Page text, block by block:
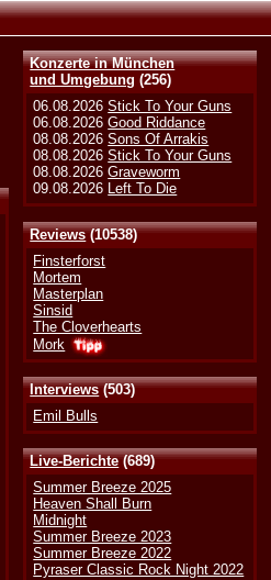
Konzerte in München
und Umgebung (256)
06.08.2026Stick To Your Guns
06.08.2026Good Riddance
08.08.2026Sons Of Arrakis
08.08.2026Stick To Your Guns
08.08.2026Graveworm
09.08.2026 Left To Die
Reviews(10538)
Finsterforst
Mortem
Masterplan
Sinsid
The Cloverhearts
Mork
Interviews(503)
Emil Bulls
Live-Berichte(689)
Summer Breeze 2025
Heaven Shall Burn
Midnight
Summer Breeze 2023
Summer Breeze 2022
Pyraser Classic Rock Night 2022